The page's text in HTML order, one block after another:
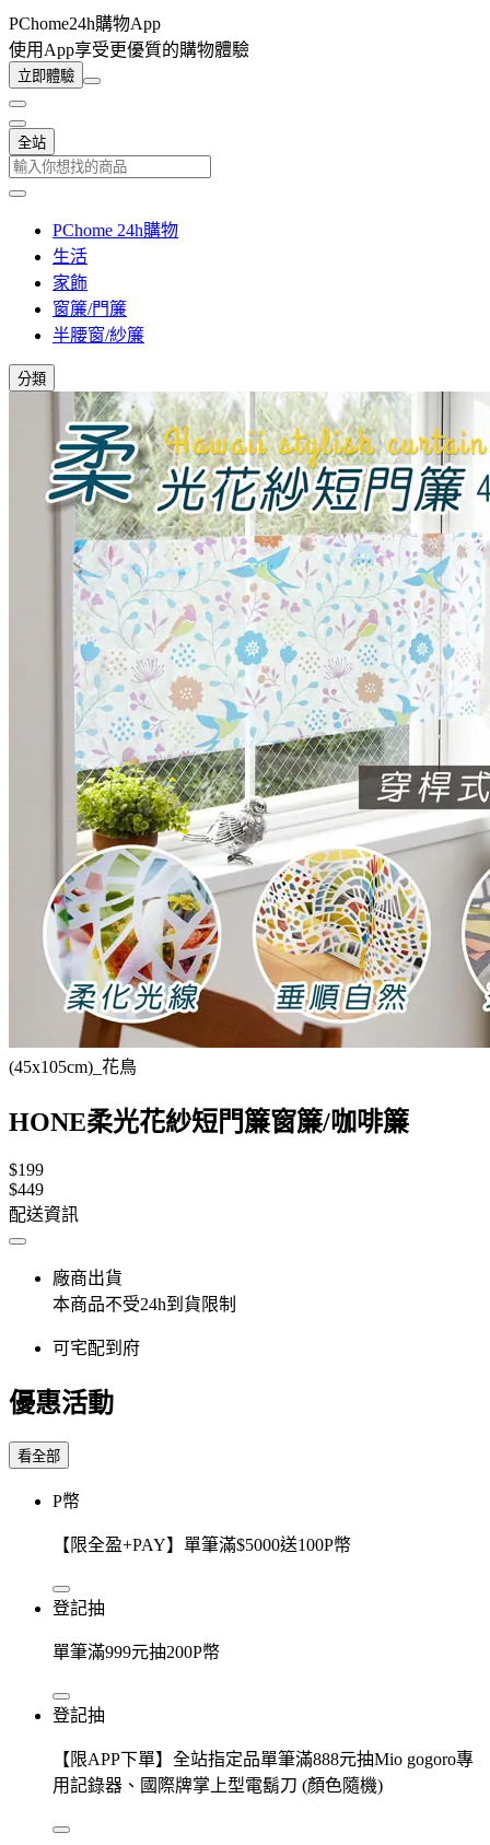
PChome24h購物App
使用App享受更優質的購物體驗
立即體驗
全站
PChome 24h購物
生活
家飾
窗簾/門簾
半腰窗/紗簾
分類
(45x105cm)_花鳥
HONE柔光花紗短門簾窗簾/咖啡簾
$199
$449
配送資訊
廠商出貨
本商品不受24h到貨限制
可宅配到府
優惠活動
看全部
P幣
【限全盈+PAY】單筆滿$5000送100P幣
登記抽
單筆滿999元抽200P幣
登記抽
【限APP下單】全站指定品單筆滿888元抽Mio gogoro專
用記錄器、國際牌掌上型電鬍刀 (顏色隨機)